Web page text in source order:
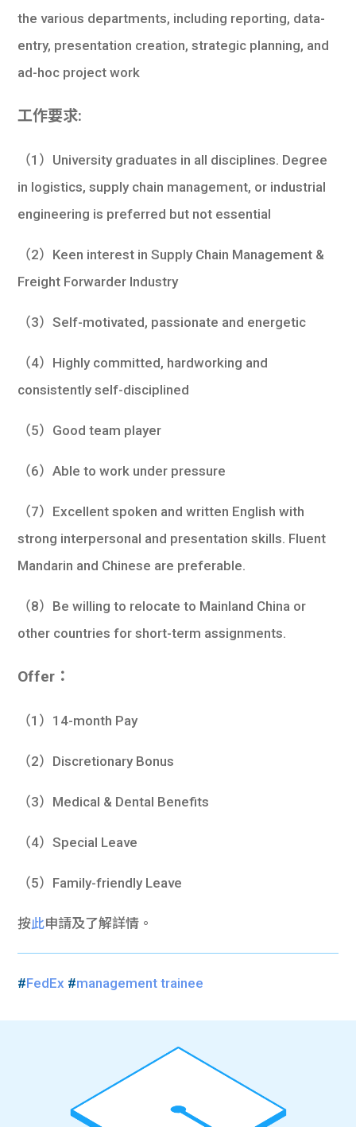
the various departments, including reporting, data-
entry, presentation creation, strategic planning, and
ad-hoc project work
工作要求:
（1）University graduates in all disciplines. Degree
in logistics, supply chain management, or industrial
engineering is preferred but not essential
（2）Keen interest in Supply Chain Management &
Freight Forwarder Industry
（3）Self-motivated, passionate and energetic
（4）Highly committed, hardworking and
consistently self-disciplined
（5）Good team player
（6）Able to work under pressure
（7）Excellent spoken and written English with
strong interpersonal and presentation skills. Fluent
Mandarin and Chinese are preferable.
（8）Be willing to relocate to Mainland China or
other countries for short-term assignments.
Offer：
（1）14-month Pay
（2）Discretionary Bonus
（3）Medical & Dental Benefits
（4）Special Leave
（5）Family-friendly Leave
按此申請及了解詳情。
#FedEx #management trainee